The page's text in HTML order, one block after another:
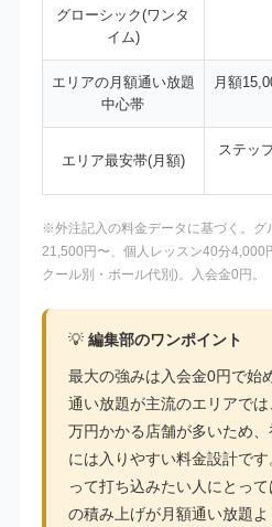
グローシック(ワンタ
イム)
エリアの月額通い放題
中心帯
月額
エリア最安帯(月額)
ステッ
※外注記入の料金データに基づく。グ
21,500円〜、個人レッスン40分4,000
クール別・ボール代別)。入会金0円。
💡 編集部のワンポイント
最大の強みは入会金0円で始
通い放題が主流のエリアで
万円かかる店舗が多いため
には入りやすい料金設計で
って打ち込みたい人にとっ
の積み上げが月額通い放題